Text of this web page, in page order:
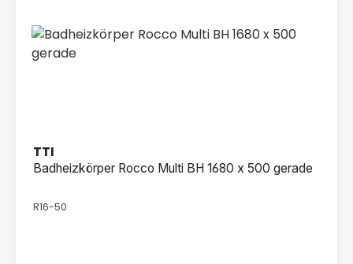
TTI
Badheizkörper Rocco Multi BH 1680 x 500 gerade
R16-50